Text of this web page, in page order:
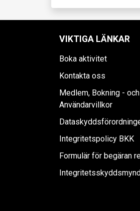
VIKTIGA LÄNKAR
Boka aktivitet
Kontakta oss
Medlem, Bokning - och
Användarvillkor
Integritetspolicy BKK
Formulär för begäran